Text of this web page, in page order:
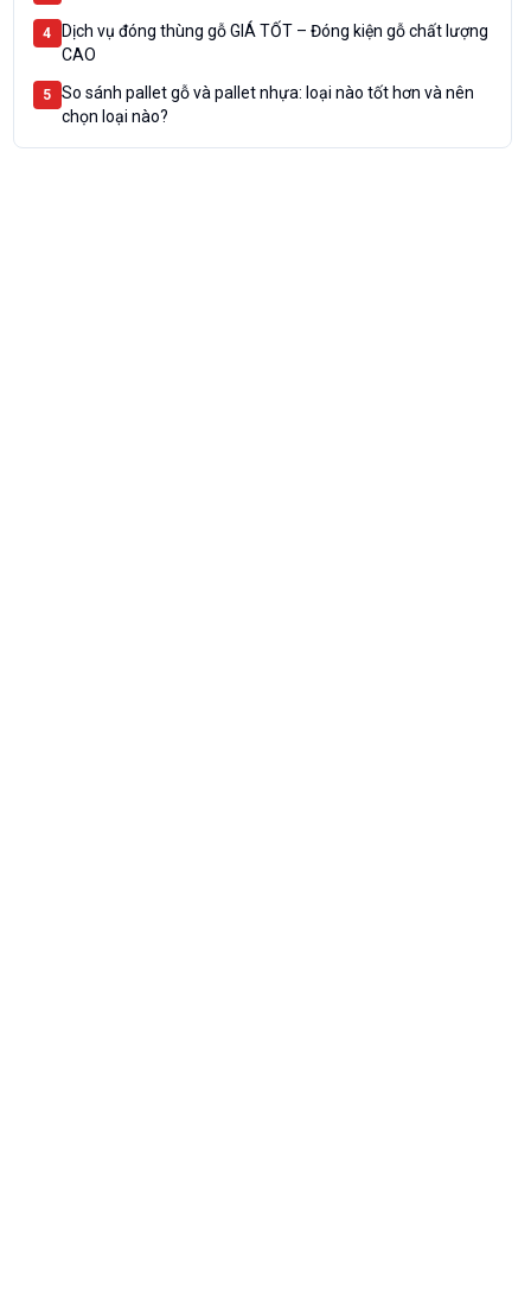
4
Dịch vụ đóng thùng gỗ GIÁ TỐT – Đóng kiện gỗ chất lượng
CAO
5
So sánh pallet gỗ và pallet nhựa: loại nào tốt hơn và nên
chọn loại nào?